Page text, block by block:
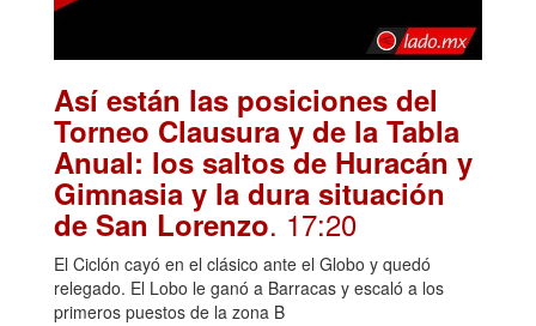
Así están las posiciones del
Torneo Clausura y de la Tabla
Anual: los saltos de Huracán y
Gimnasia y la dura situación
de San Lorenzo. 17:20
El Ciclón cayó en el clásico ante el Globo y quedó
relegado. El Lobo le ganó a Barracas y escaló a los
primeros puestos de la zona B